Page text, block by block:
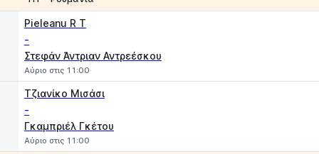
Pieleanu R T
-
Στεφάν Άντριαν Αντρεέσκου
Αύριο στις 11:00
Τζιανίκο Μισάσι
-
Γκαμπριέλ Γκέτου
Αύριο στις 11:00